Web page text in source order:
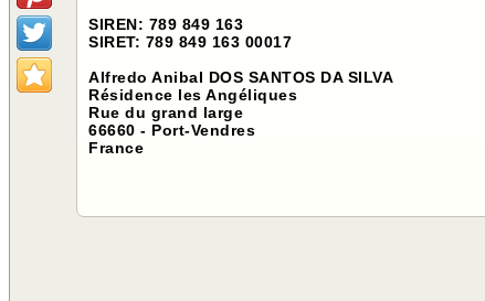
SIREN: 789 849 163
SIRET: 789 849 163 00017
Alfredo Anibal DOS SANTOS DA SILVA
Résidence les Angéliques
Rue du grand large
66660 - Port-Vendres
France